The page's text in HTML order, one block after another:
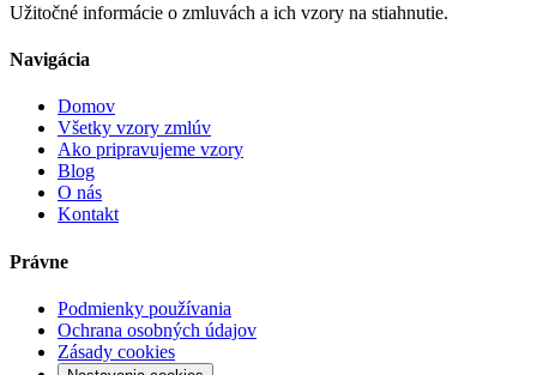
Užitočné informácie o zmluvách a ich vzory na stiahnutie.
Navigácia
Domov
Všetky vzory zmlúv
Ako pripravujeme vzory
Blog
O nás
Kontakt
Právne
Podmienky používania
Ochrana osobných údajov
Zásady cookies